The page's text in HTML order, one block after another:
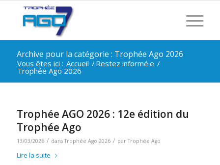
Archive pour la catégorie : Trophée Ago 2026
Vous êtes ici : Accueil / Restez informé·e /
Trophée Ago 2026
Trophée AGO 2026 : 12e édition du
Trophée Ago
13/03/2026 / dansTrophée Ago 2026 / parTrophée Ago
Lire la suite